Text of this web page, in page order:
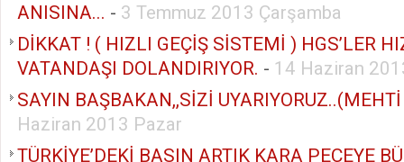
ANISINA... - 3 Temmuz 2013 Çarşamba
DİKKAT ! ( HIZLI GEÇİŞ SİSTEMİ ) HGS’LER
VATANDAŞI DOLANDIRIYOR. - 14 Haziran
SAYIN BAŞBAKAN,,SİZİ
Haziran 2013 Pazar
TÜRKİYE’DEKİ BASIN ARTIK KARA PEÇEYE